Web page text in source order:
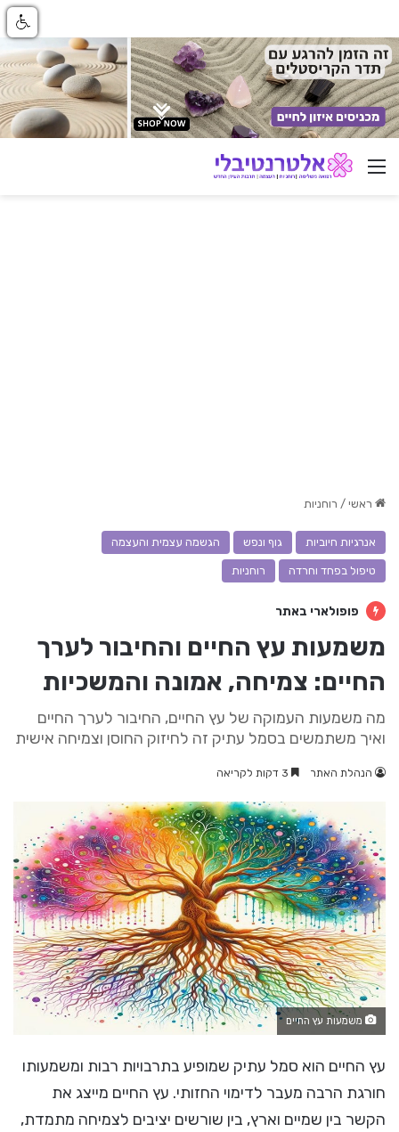
ניווט באתר
ראשי / רוחניות
אנרגיות חיוביות גוף ונפש הגשמה עצמית והעצמה
טיפול בפחד וחרדה רוחניות
פופולארי באתר
משמעות עץ החיים והחיבור לערך
החיים: צמיחה, אמונה והמשכיות
מה משמעות העמוקה של עץ החיים, החיבור לערך החיים
ואיך משתמשים בסמל עתיק זה לחיזוק החוסן וצמיחה אישית
הנהלת האתר
משמעות עץ החיים
עץ החיים הוא סמל עתיק שמופיע בתרבויות רבות ומשמעותו
חורגת הרבה מעבר לדימוי החזותי. עץ החיים מייצג את
הקשר בין שמיים וארץ, בין שורשים יציבים לצמיחה מתמדת,